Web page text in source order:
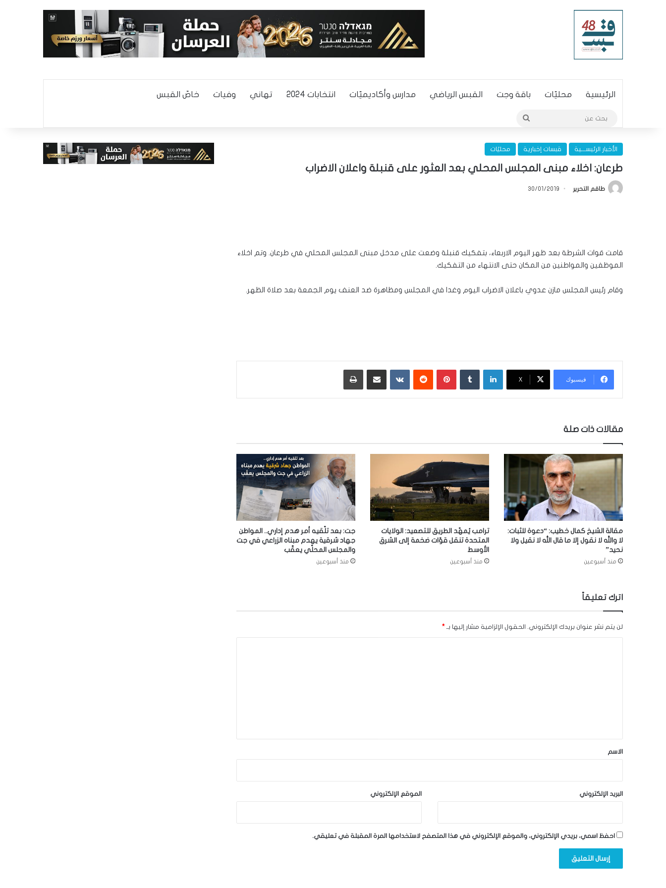
الرئيسية محليّات باقة وجت القبس الرياضي مدارس وأكاديميّات انتخابات 2024 تهاني وفيات خاصّ القبس
الأخبار الرئيســـية قبسات إخبارية محليّات
طرعان: اخلاء مبنى المجلس المحلي بعد العثور على قنبلة واعلان الاضراب
طاقم التحرير 30/01/2019
قامت قوات الشرطة بعد ظهر اليوم الاربعاء، بتفكيك قنبلة وضعت على مدخل مبنى المجلس المحلي في طرعان. وتم اخلاء
الموظفين والمواطنين من المكان حتى الانتهاء من التفكيك.
وقام رئيس المجلس مازن عدوي باعلان الاضراب اليوم وغدا في المجلس ومظاهرة ضد العنف يوم الجمعة بعد صلاة الظهر.
فيسبوك ‫X
لينكدإن بينتيريست ‏VKontakte
مقالات ذات صلة
مقالة الشيخ كمال خطيب: “دعوة للثبات:
لا والله لا نقول إلا ما قال الله لا نقيل ولا
نحيد”
منذ أسبوعين
ترامب يُمهّد الطريق للتصعيد: الولايات
المتحدة تنقل قوّات ضخمة إلى الشرق
الأوسط
منذ أسبوعين
جت: بعد تلّقيه أمر هدم إداري.. المواطن
جهاد شرقية يهدم مبناه الزراعي في جت
والمجلس المحلّي يعقّب
منذ أسبوعين
اترك تعليقاً
لن يتم نشر عنوان بريدك الإلكتروني. الحقول الإلزامية مشار إليها بـ *
*
الاسم
البريد الإلكتروني الموقع الإلكتروني
احفظ اسمي، بريدي الإلكتروني، والموقع الإلكتروني في هذا المتصفح لاستخدامها المرة المقبلة في تعليقي.